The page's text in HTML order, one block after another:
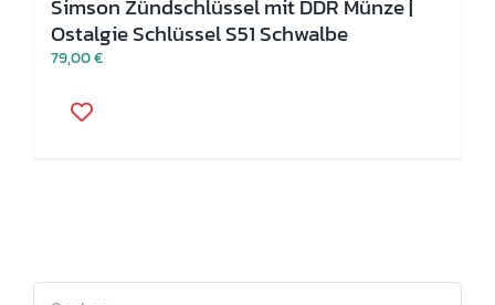
Simson Zündschlüssel mit DDR Münze |
Ostalgie Schlüssel S51 Schwalbe
79,00€